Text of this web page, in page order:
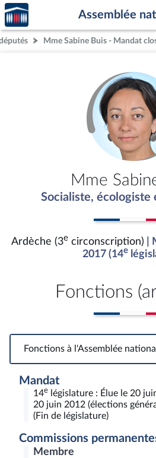
Aller au contenu
Aller en bas de la page
Accèder
à la
page
d'accueil
Assemblée
Mme
Socialiste, écologiste
Ardèche (3e circonscription)
|
2017 (14e
Fonctions
Fonctions à l'Assemblée
Fonctions à
Mandat
14e législature : Élue le 20
20 juin 2012 (élections
(Fin de législature)
Commissions
Membre